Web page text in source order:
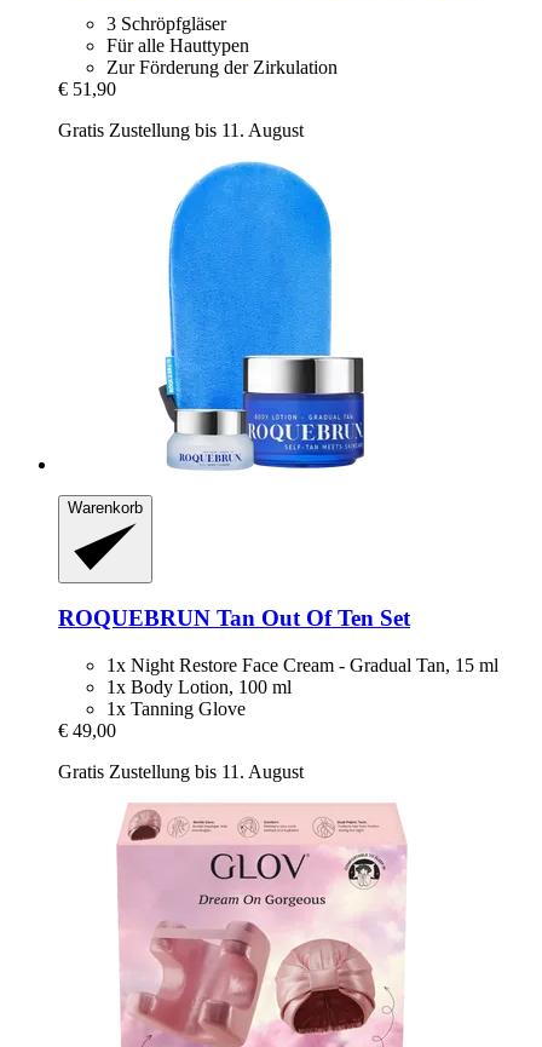
3 Schröpfgläser
Für alle Hauttypen
Zur Förderung der Zirkulation
€ 51,90
Gratis Zustellung bis 11. August
Warenkorb
ROQUEBRUN Tan Out Of Ten Set
1x Night Restore Face Cream - Gradual Tan, 15 ml
1x Body Lotion, 100 ml
1x Tanning Glove
€ 49,00
Gratis Zustellung bis 11. August